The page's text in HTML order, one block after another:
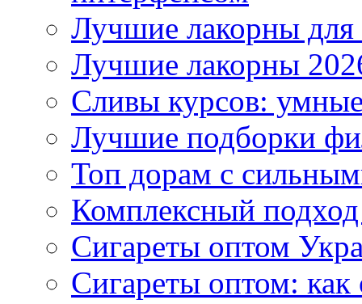
Лучшие лакорны для
Лучшие лакорны
Сливы курсов:
Лучшие подборки
Топ дорам с
Комплексный
Сигареты оптом
Сигареты оптом: как